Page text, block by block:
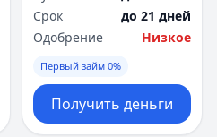
Саратов
Севастополь
Сочи
Сургут
Т
Тверь
Саратов
Севастополь
Сочи
Сургут
Т
Тверь
Срок
до 21 дней
Одобрение
Низкое
Первый займ 0%
Получить деньги